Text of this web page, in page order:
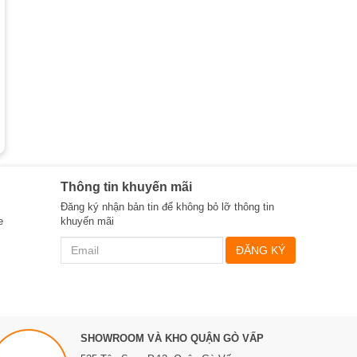
Thông tin khuyến mãi
Đăng ký nhận bản tin để không bỏ lỡ thông tin
khuyến mãi
ĐĂNG KÝ
SHOWROOM VÀ KHO QUẬN GÒ VẤP